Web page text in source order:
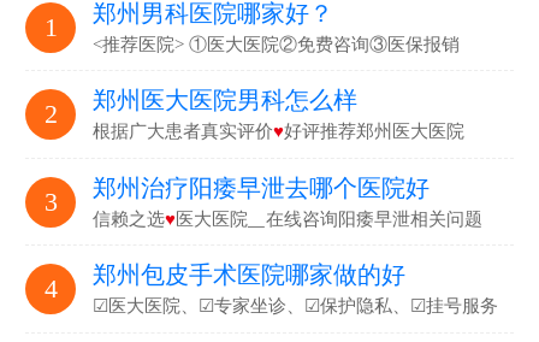
1 郑州男科医院哪家好？
<推荐医院> ①医大医院②免费咨询③医保报销
2 郑州医大医院男科怎么样
根据广大患者真实评价♥好评推荐郑州医大医院
3 郑州治疗阳痿早泄去哪个医院好
信赖之选♥医大医院▁在线咨询阳痿早泄相关问题
4 郑州包皮手术医院哪家做的好
☑医大医院、☑专家坐诊、☑保护隐私、☑挂号服务